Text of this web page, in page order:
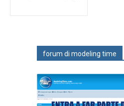
forum di modeling time